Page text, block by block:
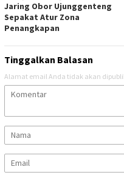
Jaring Obor Ujunggenteng
Sepakat Atur Zona
Penangkapan
Tinggalkan Balasan
Alamat email Anda tidak akan